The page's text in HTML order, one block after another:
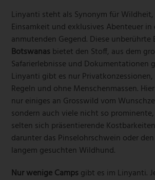
Linyanti steht als Synonym für
Einsamkeit und exklusives Abenteuer
anmutenden Gegend. Diese unberührte
Botswanas bietet den Stoff, aus dem
Safarierlebnisse und Dokumentationen
Linyanti gibt es nur
Regeln und ohne Menschenmassen.
nur einiges an Grosswild vom
sondern auch viele nicht so
selten sich präsentierende
darunter das Pinselohrschwein oder
langem gesuchten Wildhund.
Nur wenige Camps gibt es im Linyanti.